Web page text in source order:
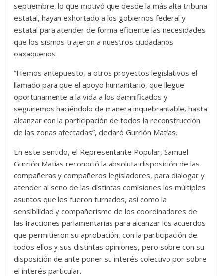
septiembre, lo que motivó que desde la más alta tribuna
estatal, hayan exhortado a los gobiernos federal y
estatal para atender de forma eficiente las necesidades
que los sismos trajeron a nuestros ciudadanos
oaxaqueños.
“Hemos antepuesto, a otros proyectos legislativos el
llamado para que el apoyo humanitario, que llegue
oportunamente a la vida a los damnificados y
seguiremos haciéndolo de manera inquebrantable, hasta
alcanzar con la participación de todos la reconstrucción
de las zonas afectadas”, declaró Gurrión Matías.
En este sentido, el Representante Popular, Samuel
Gurrión Matías reconoció la absoluta disposición de las
compañeras y compañeros legisladores, para dialogar y
atender al seno de las distintas comisiones los múltiples
asuntos que les fueron turnados, así como la
sensibilidad y compañerismo de los coordinadores de
las fracciones parlamentarias para alcanzar los acuerdos
que permitieron su aprobación, con la participación de
todos ellos y sus distintas opiniones, pero sobre con su
disposición de ante poner su interés colectivo por sobre
el interés particular.